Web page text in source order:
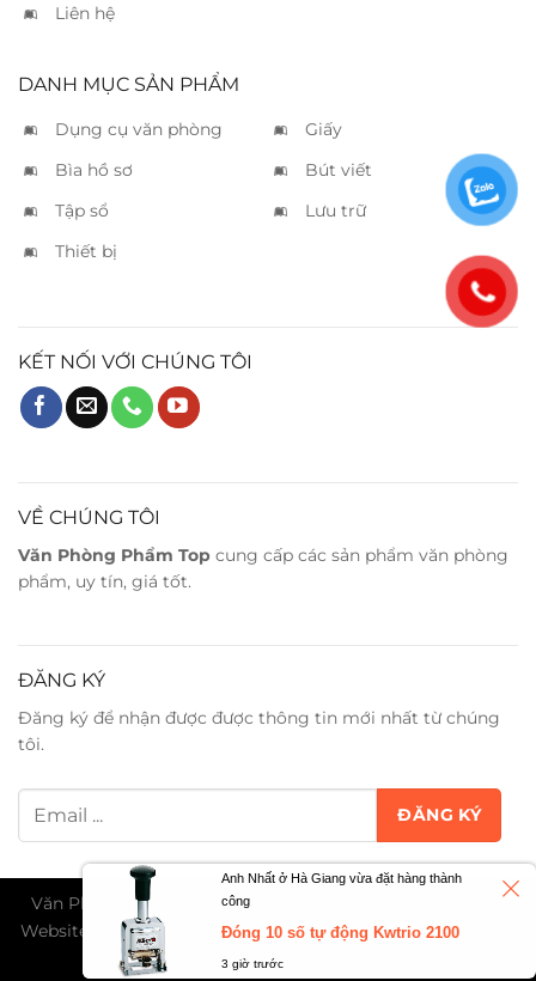
Liên hệ
DANH MỤC SẢN PHẨM
Dụng cụ văn phòng
Giấy
Bìa hồ sơ
Bút viết
Tập sổ
Lưu trữ
Thiết bị
KẾT NỐI VỚI CHÚNG TÔI
VỀ CHÚNG TÔI
Văn Phòng Phẩm Top cung cấp các sản phẩm văn phòng
phẩm, uy tín, giá tốt.
ĐĂNG KÝ
Đăng ký để nhận được được thông tin mới nhất từ chúng
tôi.
Văn Phòng Phẩm Trân Phát ©2026. All Rights Reserved -
Website đang trong giai đoạn thử nghiệm và chờ cấp phép
TMĐT...
Anh Nhất ở Hà Giang vừa đặt hàng thành
công
Đóng 10 số tự động Kwtrio 2100
3 giờ trước